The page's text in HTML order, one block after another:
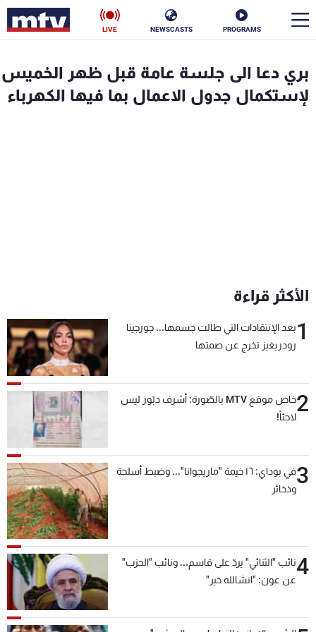
PROGRAMS
NEWSCASTS
LIVE
بري دعا الى جلسة عامة قبل ظهر الخميس
لإستكمال جدول الاعمال بما فيها الكهرباء
الأكثر قراءة
1بعد الإنتقادات التي طالت جسمها... جورجينا
رودريغيز تخرج عن صمتها
2
خاص موقع MTV بالصّورة: أشرف دبّور ليس
لاجئاً!
3
في بوداي: ١٦ خيمة "ماريجوانا"... وضبط أسلحة
وذخائر
4نائب "الثنائي" يردّ على قاسم... ونائب "الحزب"
عن عون: "انشالله خير"
الأخبار
البرامج
شاهد البرامج
الترددات
عن MTV
الإنـتـاج
لاعلاناتكم
وظائف